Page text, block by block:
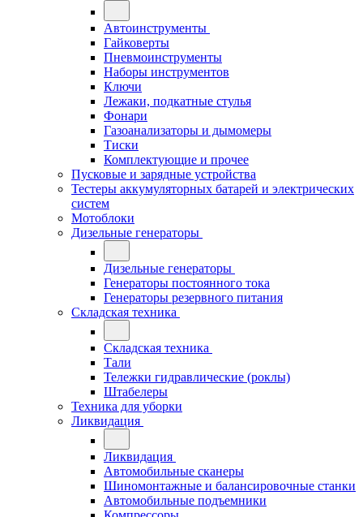
Автоинструменты
Гайковерты
Пневмоинструменты
Наборы инструментов
Ключи
Лежаки, подкатные стулья
Фонари
Газоанализаторы и дымомеры
Тиски
Комплектующие и прочее
Пусковые и зарядные устройства
Тестеры аккумуляторных батарей и электрических
систем
Мотоблоки
Дизельные генераторы
Дизельные генераторы
Генераторы постоянного тока
Генераторы резервного питания
Складская техника
Складская техника
Тали
Тележки гидравлические (роклы)
Штабелеры
Техника для уборки
Ликвидация
Ликвидация
Автомобильные сканеры
Шиномонтажные и балансировочные станки
Автомобильные подъемники